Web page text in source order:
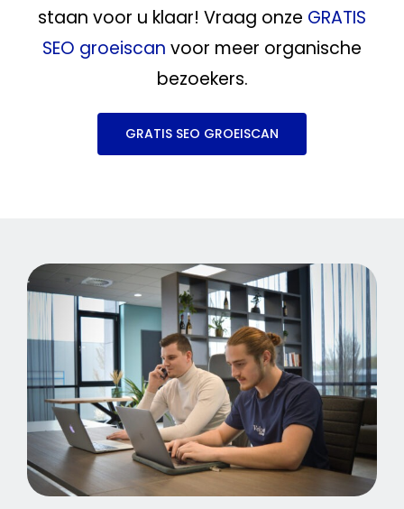
staan voor u klaar! Vraag onze GRATIS
SEO groeiscan voor meer organische
bezoekers.
GRATIS SEO GROEISCAN